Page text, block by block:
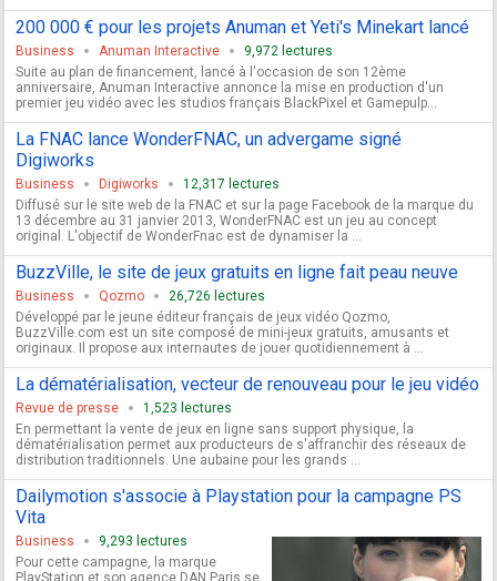
200 000 € pour les projets Anuman et Yeti's Minekart lancé
Business Anuman Interactive
9,972 lectures
Suite au plan de financement, lancé à l'occasion de son 12ème
anniversaire, Anuman Interactive annonce la mise en production d'un
premier jeu vidéo avec les studios français BlackPixel et Gamepulp...
La FNAC lance WonderFNAC, un advergame signé
Digiworks
Business Digiworks
12,317 lectures
Diffusé sur le site web de la FNAC et sur la page Facebook de la marque du
13 décembre au 31 janvier 2013, WonderFNAC est un jeu au concept
original. L'objectif de WonderFnac est de dynamiser la ...
BuzzVille, le site de jeux gratuits en ligne fait peau neuve
Business Qozmo
26,726 lectures
Développé par le jeune éditeur français de jeux vidéo Qozmo,
BuzzVille.com est un site composé de mini-jeux gratuits, amusants et
originaux. Il propose aux internautes de jouer quotidiennement à ...
La dématérialisation, vecteur de renouveau pour le jeu vidéo
Revue de presse
1,523 lectures
En permettant la vente de jeux en ligne sans support physique, la
dématérialisation permet aux producteurs de s'affranchir des réseaux de
distribution traditionnels. Une aubaine pour les grands ...
Dailymotion s'associe à Playstation pour la campagne PS
Vita
Business
9,293 lectures
Pour cette campagne, la marque
PlayStation et son agence DAN Paris se